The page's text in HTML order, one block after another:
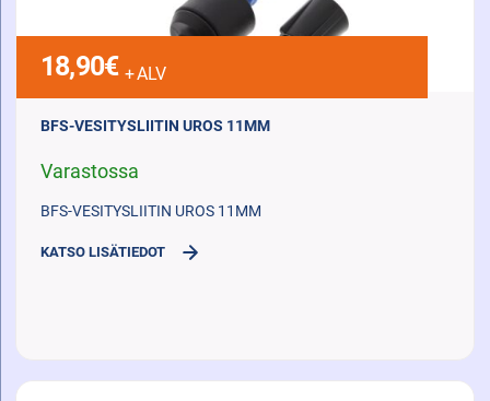
18,90€ + ALV
BFS-VESITYSLIITIN UROS 11MM
Varastossa
BFS-VESITYSLIITIN UROS 11MM
KATSO LISÄTIEDOT